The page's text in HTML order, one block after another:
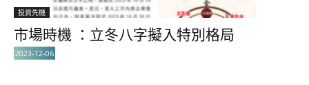
投資先機
市場時機 ：立冬八字擬入特別格局
2023-12-06